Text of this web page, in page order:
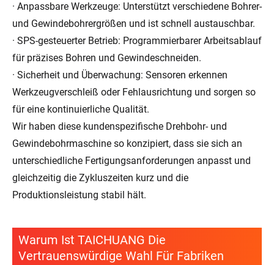
· Anpassbare Werkzeuge: Unterstützt verschiedene Bohrer-
und Gewindebohrergrößen und ist schnell austauschbar.
· SPS-gesteuerter Betrieb: Programmierbarer Arbeitsablauf
für präzises Bohren und Gewindeschneiden.
· Sicherheit und Überwachung: Sensoren erkennen
Werkzeugverschleiß oder Fehlausrichtung und sorgen so
für eine kontinuierliche Qualität.
Wir haben diese kundenspezifische Drehbohr- und
Gewindebohrmaschine so konzipiert, dass sie sich an
unterschiedliche Fertigungsanforderungen anpasst und
gleichzeitig die Zykluszeiten kurz und die
Produktionsleistung stabil hält.
Warum Ist TAICHUANG Die
Vertrauenswürdige Wahl Für Fabriken